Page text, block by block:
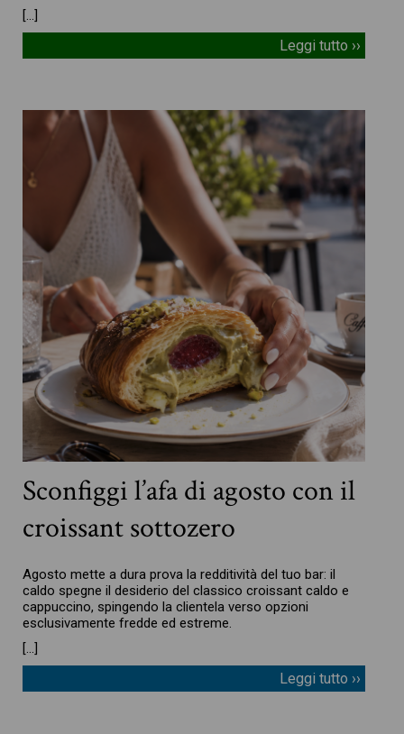
[…]
Leggi tutto ››
Sconfiggi l’afa di agosto con il
croissant sottozero
Agosto mette a dura prova la redditività del tuo bar: il
caldo spegne il desiderio del classico croissant caldo e
cappuccino, spingendo la clientela verso opzioni
esclusivamente fredde ed estreme.
[…]
Leggi tutto ››